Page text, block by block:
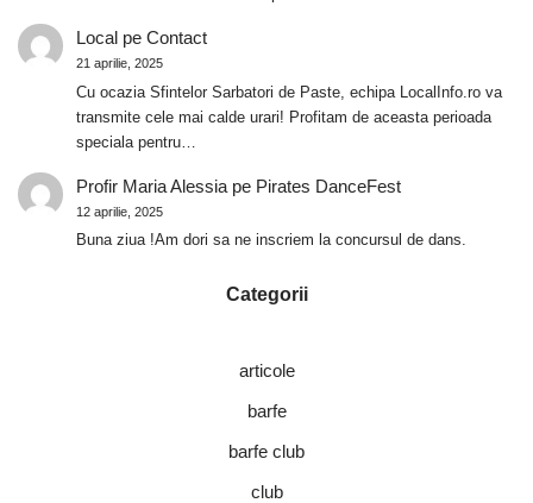
Localpe Contact
21 aprilie, 2025
Cu ocazia Sfintelor Sarbatori de Paste, echipa LocalInfo.ro va
transmite cele mai calde urari! Profitam de aceasta perioada
speciala pentru…
Profir Maria Alessiape Pirates DanceFest
12 aprilie, 2025
Buna ziua !Am dori sa ne inscriem la concursul de dans.
Categorii
articole
barfe
barfe club
club